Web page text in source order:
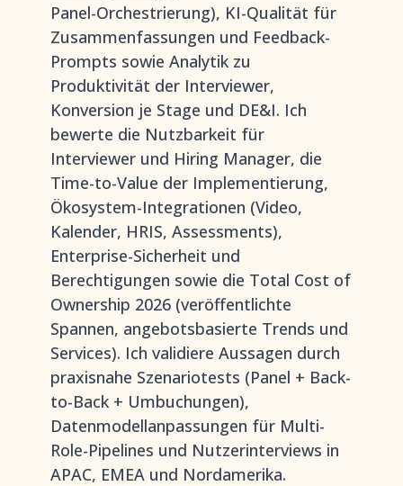
Panel-Orchestrierung), KI-Qualität für
Zusammenfassungen und Feedback-
Prompts sowie Analytik zu
Produktivität der Interviewer,
Konversion je Stage und DE&I. Ich
bewerte die Nutzbarkeit für
Interviewer und Hiring Manager, die
Time-to-Value der Implementierung,
Ökosystem-Integrationen (Video,
Kalender, HRIS, Assessments),
Enterprise-Sicherheit und
Berechtigungen sowie die Total Cost of
Ownership 2026 (veröffentlichte
Spannen, angebotsbasierte Trends und
Services). Ich validiere Aussagen durch
praxisnahe Szenariotests (Panel + Back-
to-Back + Umbuchungen),
Datenmodellanpassungen für Multi-
Role-Pipelines und Nutzerinterviews in
APAC, EMEA und Nordamerika.